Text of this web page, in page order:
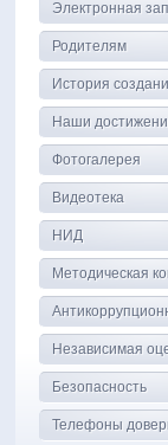
Электронная
Родителям
История
Наши
Фотогалерея
Видеотека
НИД
Методическая
Независимая
Безопасность
Телефоны